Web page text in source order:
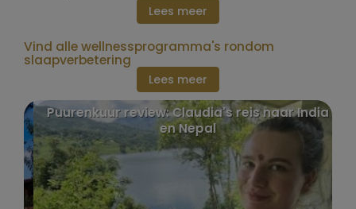
Lees meer
Vind alle wellnessprogramma's rondom
slaapverbetering
Lees meer
Puurenkuur review: Claudia's reis naar India
en Nepal